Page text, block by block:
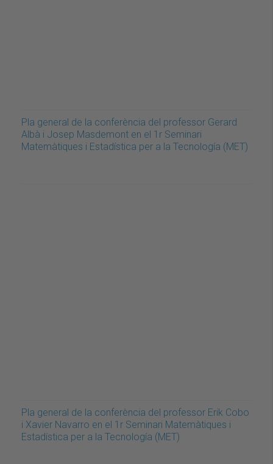
Pla general de la conferència del professor Gerard
Albà i Josep Masdemont en el 1r Seminari
Matemàtiques i Estadística per a la Tecnología (MET)
Pla general de la conferència del professor Erik Cobo
i Xavier Navarro en el 1r Seminari Matemàtiques i
Estadística per a la Tecnología (MET)